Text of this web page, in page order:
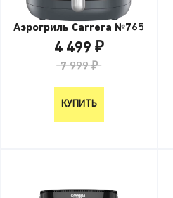
Аэрогриль Carrera №765
4 499 ₽
7 999 ₽
КУПИТЬ